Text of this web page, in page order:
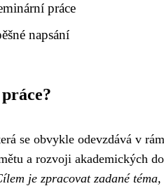
práce
napsání
se obvykle odevzdává v
a rozvoji akademických
je zpracovat zadané